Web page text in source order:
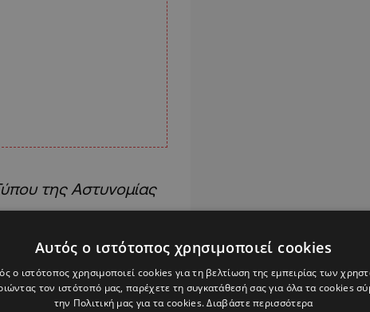
της Αστυνομίας
έριχναν κροτίδες,
οδηγούς.
πέτρες
Αυτός ο ιστότοπος χρησιμοποιεί cookies
ο ιστότοπος χρησιμοποιεί cookies για τη βελτίωση της εμπειρίας των
τον ιστότοπό μας, παρέχετε τη συγκατάθεσή σας για όλα τα cookies
την Πολιτική μας για τα cookies.Διαβάστε περισσότερα